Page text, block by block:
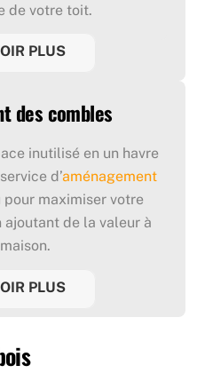
de votre toit.
PLUS
des combles
inutilisé en un havre
d’aménagement
pour maximiser votre
ajoutant de la valeur à
PLUS